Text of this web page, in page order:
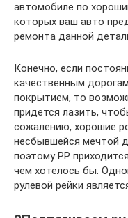
автомобиле по
которых ваш авто
ремонта данной
Конечно, если
качественным
покрытием, то
придется лазить,
сожалению, хорошие
несбывшейся мечтой
поэтому РР
чем хотелось бы.
рулевой рейки